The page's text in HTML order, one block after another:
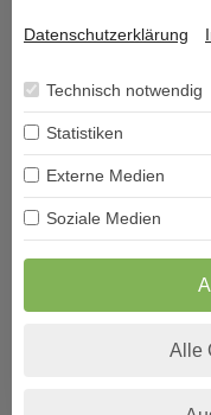
Datenschutzerklärung
Technisch notwendig
Statistiken
Externe Medien
Soziale Medien
Alle